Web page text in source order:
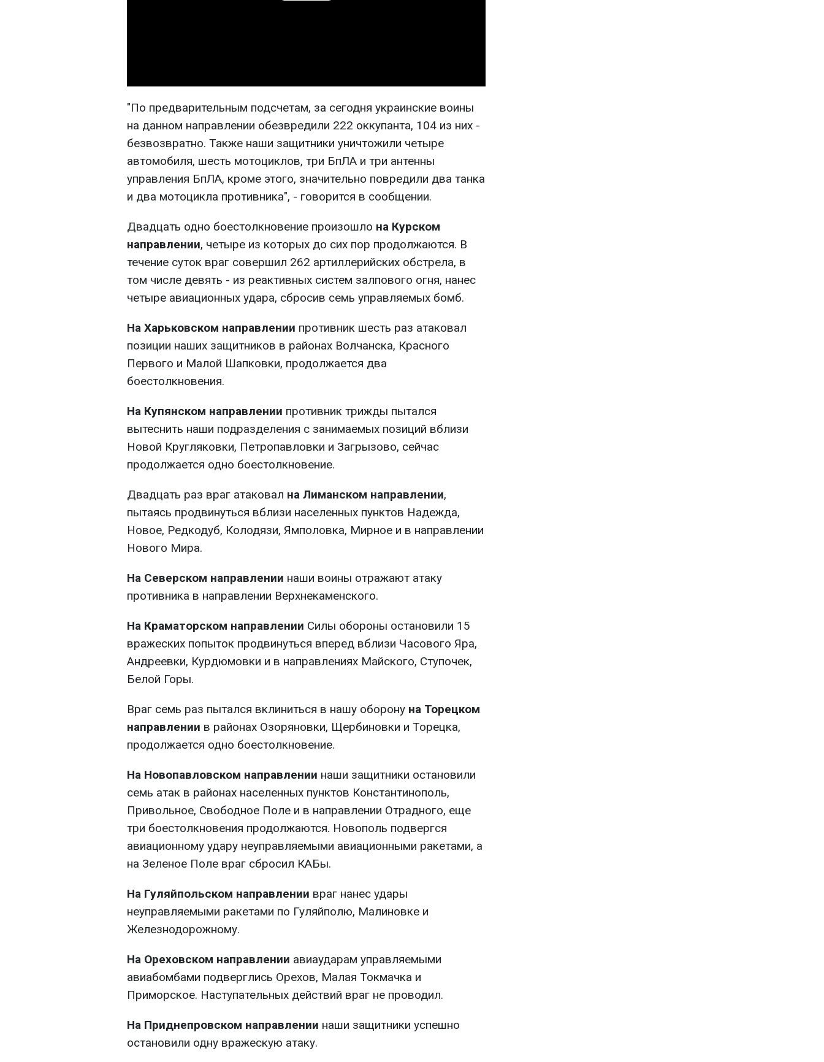
"По предварительным подсчетам, за сегодня украинские воины
на данном направлении обезвредили 222 оккупанта, 104 из них -
безвозвратно. Также наши защитники уничтожили четыре
автомобиля, шесть мотоциклов, три БпЛА и три антенны
управления БпЛА, кроме этого, значительно повредили два танка
и два мотоцикла противника", - говорится в сообщении.
Двадцать одно боестолкновение произошло на Курском
направлении, четыре из которых до сих пор продолжаются. В
течение суток враг совершил 262 артиллерийских обстрела, в
том числе девять - из реактивных систем залпового огня, нанес
четыре авиационных удара, сбросив семь управляемых бомб.
На Харьковском направлении противник шесть раз атаковал
позиции наших защитников в районах Волчанска, Красного
Первого и Малой Шапковки, продолжается два
боестолкновения.
На Купянском направлении противник трижды пытался
вытеснить наши подразделения с занимаемых позиций вблизи
Новой Кругляковки, Петропавловки и Загрызово, сейчас
продолжается одно боестолкновение.
Двадцать раз враг атаковал на Лиманском направлении,
пытаясь продвинуться вблизи населенных пунктов Надежда,
Новое, Редкодуб, Колодязи, Ямполовка, Мирное и в направлении
Нового Мира.
На Северском направлении наши воины отражают атаку
противника в направлении Верхнекаменского.
На Краматорском направлении Силы обороны остановили 15
вражеских попыток продвинуться вперед вблизи Часового Яра,
Андреевки, Курдюмовки и в направлениях Майского, Ступочек,
Белой Горы.
Враг семь раз пытался вклиниться в нашу оборону на Торецком
направлении в районах Озоряновки, Щербиновки и Торецка,
продолжается одно боестолкновение.
На Новопавловском направлении наши защитники остановили
семь атак в районах населенных пунктов Константинополь,
Привольное, Свободное Поле и в направлении Отрадного, еще
три боестолкновения продолжаются. Новополь подвергся
авиационному удару неуправляемыми авиационными ракетами, а
на Зеленое Поле враг сбросил КАБы.
На Гуляйпольском направлении враг нанес удары
неуправляемыми ракетами по Гуляйполю, Малиновке и
Железнодорожному.
На Ореховском направлении авиаударам управляемыми
авиабомбами подверглись Орехов, Малая Токмачка и
Приморское. Наступательных действий враг не проводил.
На Приднепровском направлении наши защитники успешно
остановили одну вражескую атаку.